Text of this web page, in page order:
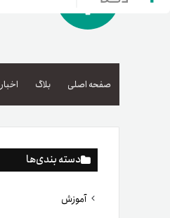
صفحه اصلی بلاگ اخبار
دسته بندی‌ها
آموزش